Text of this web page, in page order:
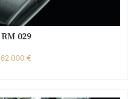
RM 029
62 000 €